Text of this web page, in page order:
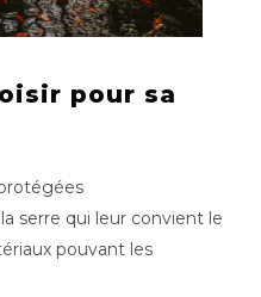
pour sa
serre qui leur convient le
pouvant les